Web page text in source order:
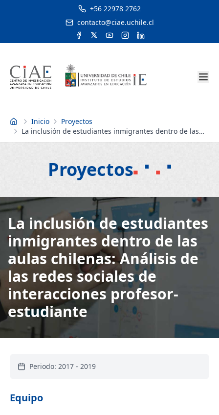
+56 22978 2762
contacto@ciae.uchile.cl
Inicio Inicio
Proyectos
La inclusión de estudiantes inmigrantes dentro de las
aulas chilenas: Análisis de las redes sociales de
Proyectos
La inclusión de estudiantes
inmigrantes dentro de las
aulas chilenas: Análisis de
las redes sociales de
interacciones profesor-
estudiante
Periodo: 2017 - 2019
Equipo